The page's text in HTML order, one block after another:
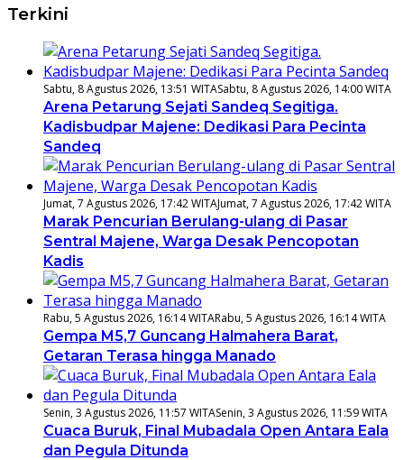
Terkini
Sabtu, 8 Agustus 2026, 13:51 WITASabtu, 8 Agustus 2026, 14:00 WITA
Arena Petarung Sejati Sandeq Segitiga.
Kadisbudpar Majene: Dedikasi Para Pecinta
Sandeq
Jumat, 7 Agustus 2026, 17:42 WITAJumat, 7 Agustus 2026, 17:42 WITA
Marak Pencurian Berulang-ulang di Pasar
Sentral Majene, Warga Desak Pencopotan
Kadis
Rabu, 5 Agustus 2026, 16:14 WITARabu, 5 Agustus 2026, 16:14 WITA
Gempa M5,7 Guncang Halmahera Barat,
Getaran Terasa hingga Manado
Senin, 3 Agustus 2026, 11:57 WITASenin, 3 Agustus 2026, 11:59 WITA
Cuaca Buruk, Final Mubadala Open Antara Eala
dan Pegula Ditunda